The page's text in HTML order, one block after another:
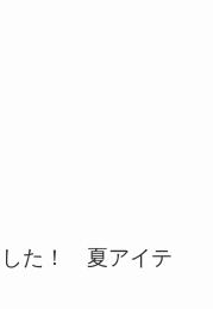
した！ 夏アイテ